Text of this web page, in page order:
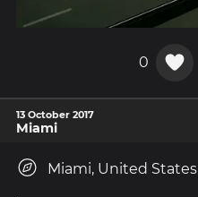
0
13 October 2017
Miami
Miami, United States